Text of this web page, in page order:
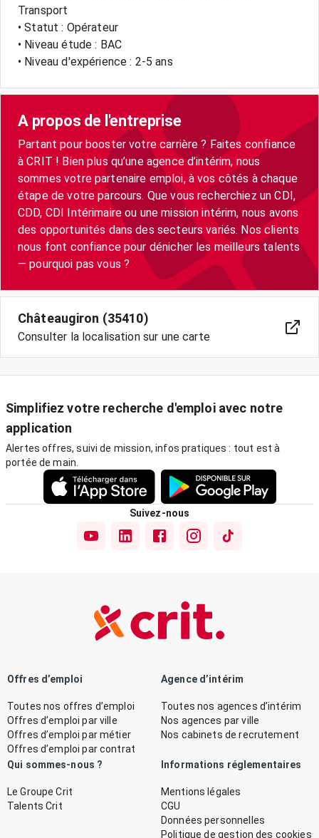
Transport
• Statut : Opérateur
• Niveau étude : BAC
• Niveau d'expérience : 2-5 ans
A propos de l'entreprise
Partant pour booster votre carrière ? Faites confiance
à CRIT ! Bien plus qu’une agence d’intérim, nous
sommes votre partenaire emploi, à vos côtés à chaque
étape de votre parcours. Que vous recherchiez un CDI,
CDD, CDI Intérimaire ou une mission intérim, nous avons
des opportunités dans des secteurs variés. Nos clients
nous font confiance pour dénicher les meilleurs talents
— pourquoi pas vous ?
Châteaugiron (35410)
Consulter la localisation sur une carte
Simplifiez votre recherche d'emploi avec notre
application
Alertes offres, suivi de mission, infos pratiques : tout est à
portée de main.
Suivez-nous
Offres d’emploi
Toutes nos offres d’emploi
Offres d’emploi par ville
Offres d’emploi par métier
Offres d’emploi par contrat
Agence d’intérim
Toutes nos agences d’intérim
Nos agences par ville
Nos cabinets de recrutement
Qui sommes-nous ?
Le Groupe Crit
Talents Crit
Informations réglementaires
Mentions légales
CGU
Données personnelles
Politique de gestion des cookies